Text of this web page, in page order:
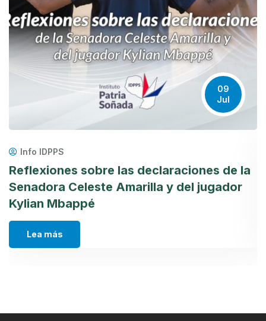
09
Jul
Info IDPPS
Reflexiones sobre las declaraciones de la
Senadora Celeste Amarilla y del jugador
Kylian Mbappé
Lea más